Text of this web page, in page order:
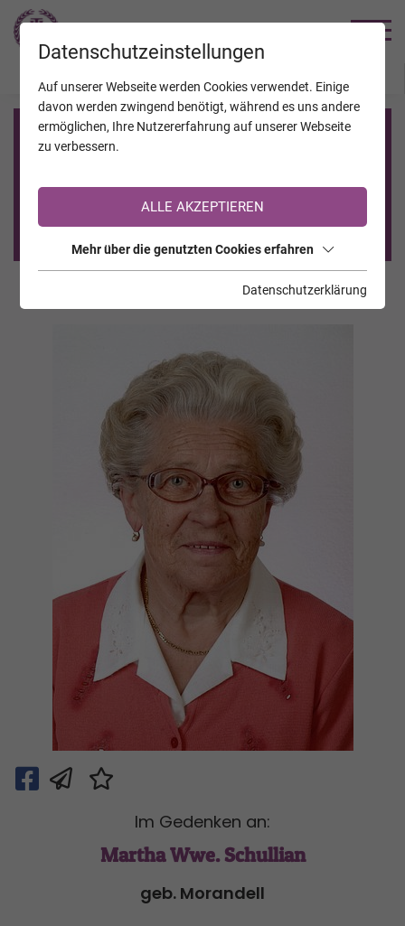
Registrierung auf TrauerHilfe.it
Sie sind noch nicht auf TrauerHilfe.it registriert?
>> zur kostenlosen Registrierung <<
Im Gedenken an:
Martha Wwe. Schullian
geb. Morandell
Datenschutzeinstellungen
Auf unserer Webseite werden Cookies verwendet. Einige
davon werden zwingend benötigt, während es uns andere
ermöglichen, Ihre Nutzererfahrung auf unserer Webseite
zu verbessern.
ALLE AKZEPTIEREN
Mehr über die genutzten Cookies erfahren
Datenschutzerklärung
JAHRESTAGE KALENDER VERSTORBENE